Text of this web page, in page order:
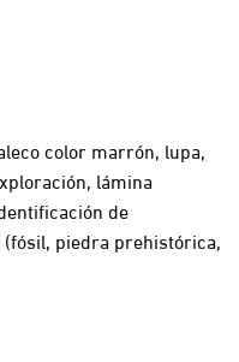
color marrón, lupa,
lámina
de
piedra prehistórica,